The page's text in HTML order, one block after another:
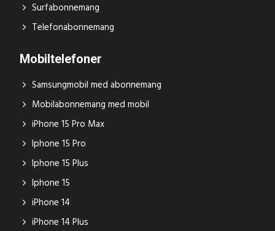
Surfabonnemang
Telefonabonnemang
Mobiltelefoner
Samsungmobil med abonnemang
Mobilabonnemang med mobil
iPhone 15 Pro Max
Iphone 15 Pro
Iphone 15 Plus
Iphone 15
iPhone 14
iPhone 14 Plus